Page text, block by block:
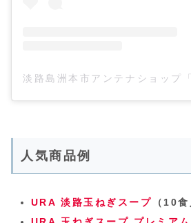
人気商品例
URA 淡路玉ねぎスープ （10食